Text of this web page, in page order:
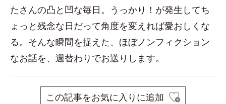
たさんの凸と凹な毎日。うっかり！が発生してち
ょっと残念な日だって角度を変えれば愛おしくな
る。そんな瞬間を捉えた、ほぼノンフィクション
なお話を、週替わりでお送りします。
この記事をお気に入りに追加